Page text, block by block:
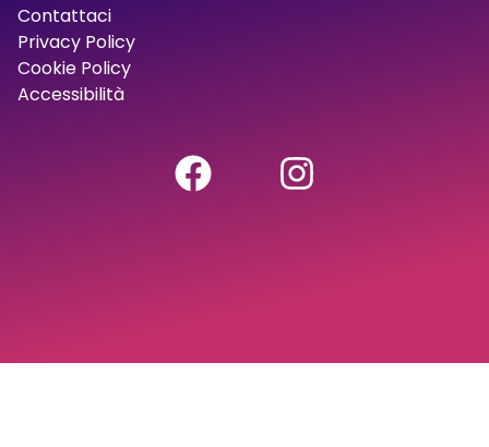
Contattaci
Privacy Policy
Cookie Policy
Accessibilità